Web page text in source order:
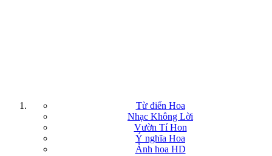
Từ điển Hoa
Nhạc Không Lời
Vườn Tí Hon
Ý nghĩa Hoa
Ảnh hoa HD